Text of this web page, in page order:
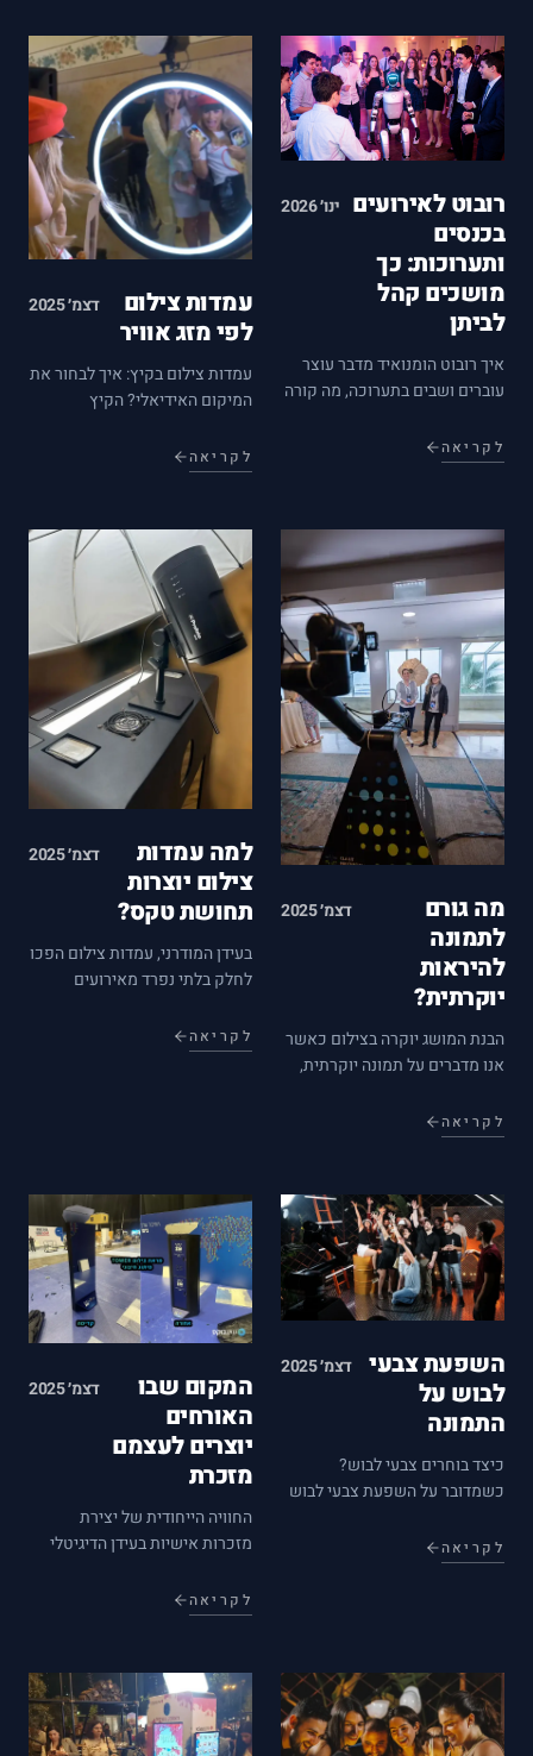
רובוט לאירועים
בכנסים
ותערוכות: כך
מושכים קהל
לביתן
ינו׳ 2026
איך רובוט הומנואיד מדבר עוצר
עוברים ושבים בתערוכה, מה קורה
הופכים את ההתקהלות סביבו
ללידים אמיתיים — תובנות
לקריאה
עמדות צילום
לפי מזג אוויר
דצמ׳ 2025
עמדות צילום בקיץ: איך לבחור את
המיקום האידיאלי? הקיץ
לבחור עמדות צילום שמתאימות
למזג האוויר הזה. ישנם מספר
ראשית, כדאי לבחור במיקומים
מוצלים כדי…
לקריאה
מה גורם
לתמונה
להיראות
יוקרתית?
דצמ׳ 2025
הבנת המושג יוקרה בצילום כאשר
אנו מדברים על תמונה יוקרתית,
שמשדרת איכות, סטייל ותחכום.
ישנן מספר טכניקות ועקרונות
והבנתם יכולה לשדרג את כישורי…
לקריאה
למה עמדות
צילום יוצרות
תחושת טקס?
דצמ׳ 2025
בעידן המודרני, עמדות צילום הפכו
לחלק בלתי נפרד מאירועים
רגעים חשובים, אלא גם יוצרים
תחושת טקסיות ייחודית. המאמר
לקריאה
השפעת צבעי
לבוש על
התמונה
דצמ׳ 2025
כיצד בוחרים צבעי לבוש?
כשמדובר על השפעת צבעי לבוש
הצבעים הנכונים בהתאם לסטייל
האישי ולמסר שאנו רוצים
לקריאה
המקום שבו
האורחים
יוצרים לעצמם
מזכרת
דצמ׳ 2025
החוויה הייחודית של יצירת
מזכרות אישיות בעידן הדיגיטלי
חותם ולהנציח את הרגעים
המיוחדים בחייו. המקום שבו
מספק חווית יצירה אישית
ומרגשת, המאפשרת…
לקריאה